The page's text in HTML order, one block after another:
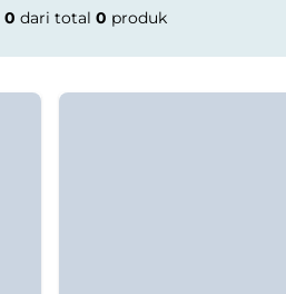
0 dari total 0 produk